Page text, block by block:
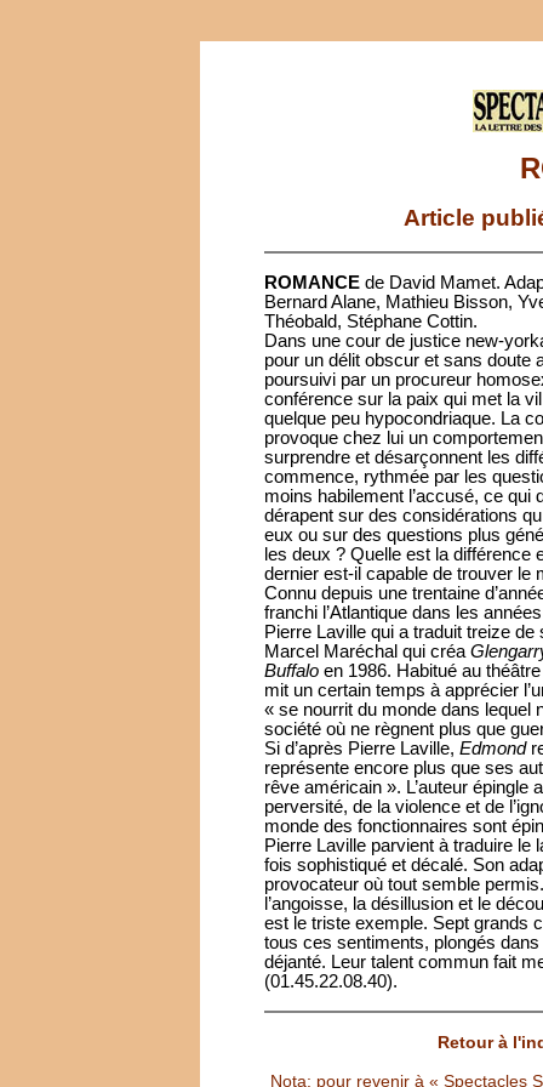
Article
ROMANCE de David Mamet.
Bernard Alane, Mathieu Bisson,
Théobald, Stéphane Cottin.
Dans une cour de justice new-
pour un délit obscur et sans doute
poursuivi par un procureur
conférence sur la paix qui met la
quelque peu hypocondriaque. La
provoque chez lui un
surprendre et désarçonnent les
commence, rythmée par les
moins habilement l’accusé, ce
dérapent sur des considérations
eux ou sur des questions plus
les deux ? Quelle est la différence
dernier est-il capable de trouver le
Connu depuis une trentaine
franchi l’Atlantique dans les
Pierre Laville qui a traduit treize
Marcel Maréchal qui créa
Buffalo en 1986. Habitué au
mit un certain temps à apprécier
« se nourrit du monde dans lequel
société où ne règnent plus que
Si d’après Pierre Laville, Edmond
représente encore plus que ses
rêve américain ». L’auteur
perversité, de la violence et de
monde des fonctionnaires sont
Pierre Laville parvient à traduire le
fois sophistiqué et décalé. Son
provocateur où tout semble
l’angoisse, la désillusion et le
est le triste exemple. Sept grands
tous ces sentiments, plongés
déjanté. Leur talent commun fait
(01.45.22.08.40).
Retour à
Nota: pour revenir à « Spectacles